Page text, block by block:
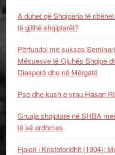
A duhet që Shqipëria të
të gjithë shqiptarët?
Përfundoi me sukses
Mësuesve të Gjuhës Shqipe
Diasporë dhe në Mërgatë
Pse dhe kush e vrau Hasan
Gruaja shqiptare në SHBA
të së ardhmes
Fjalori i Kristoforidhit (1904):